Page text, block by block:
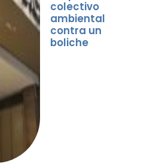
colectivo
ambiental
contra un
boliche